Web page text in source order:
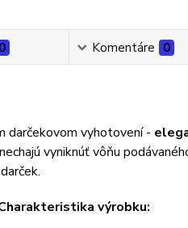
0 Komentáre 0
darčekovom vyhotovení -
vyniknúť vôňu
výrobku: